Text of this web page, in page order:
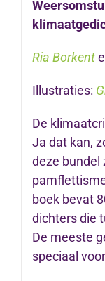
Ria Borkent
Illustraties:
De
Ja dat kan,
deze bundel
boek bevat
dichters die
De meeste
speciaal